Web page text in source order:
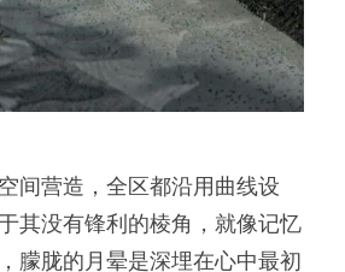
间营造，全区都沿用曲线设
其没有锋利的棱角，就像记忆
朦胧的月晕是深埋在心中最初